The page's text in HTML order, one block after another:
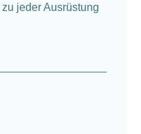
jeder Ausrüstung